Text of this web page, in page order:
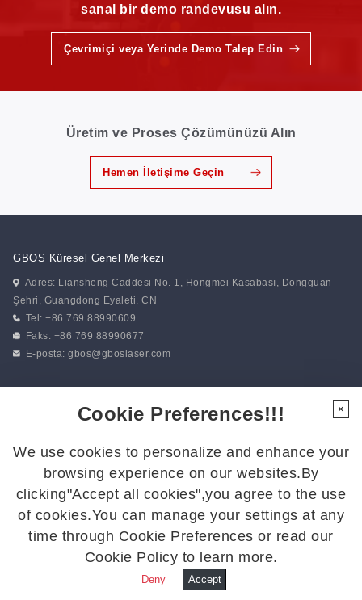
sanal bir demo randevusu alın.
Çevrimiçi veya Yerinde Demo Talep Edin
Üretim ve Proses Çözümünüzü Alın
Hemen İletişime Geçin
GBOS Küresel Genel Merkezi
Adres: Liansheng Caddesi No. 1, Hongmei Kasabası, Dongguan
Şehri, Guangdong Eyaleti. CN
Tel: +86 769 88990609
Faks: +86 769 88990677
E-posta:gbos@gboslaser.com
Bizi Takip Edin
En son gelişmelerden haberdar olmak için bizi takip edin:
© 2026 GBOS.Tüm Hakları Saklıdır. Gizlilik Politikası
Cookie Preferences!!!
We use cookies to personalize and enhance your
browsing experience on our websites.By
clicking"Accept all cookies",you agree to the use
of cookies.You can manage your settings at any
time through Cookie Preferences or read our
Cookie Policy to learn more.
×
Deny Accept